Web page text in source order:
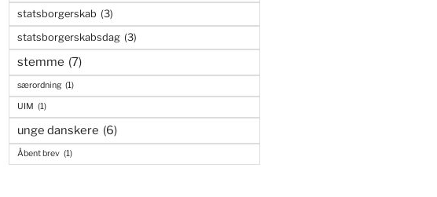
statsborgerskab (3)
statsborgerskabsdag (3)
stemme (7)
særordning (1)
UIM (1)
unge danskere (6)
Åbent brev (1)